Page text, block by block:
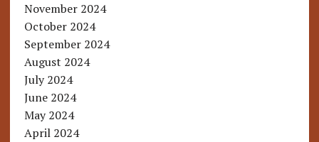
November 2024
October 2024
September 2024
August 2024
July 2024
June 2024
May 2024
April 2024